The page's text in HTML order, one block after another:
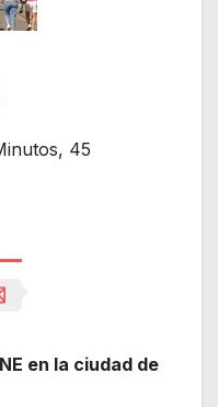
45
en la ciudad de